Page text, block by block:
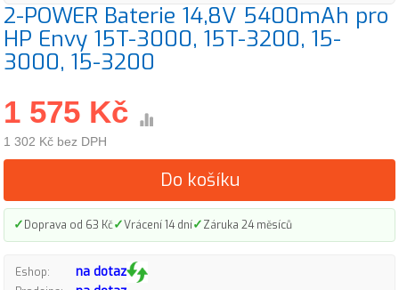
2-POWER Baterie 14,8V 5400mAh pro
HP Envy 15T-3000, 15T-3200, 15-
3000, 15-3200
1 575 Kč
1 302 Kč bez DPH
Do košíku
✓Doprava od 63 Kč✓Vrácení 14 dní✓Záruka 24 měsíců
Eshop: na dotaz